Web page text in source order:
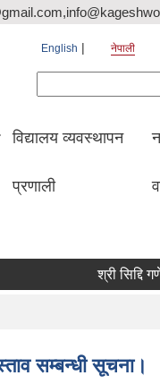
English नेपाली
विद्यालय व्यवस्थापन
प्रणाली
श्री सिद्दि गणेश
सम्बन्धी सूचना।